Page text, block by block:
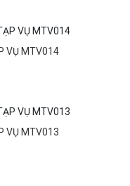
VỤ MTV014
VỤ MTV013